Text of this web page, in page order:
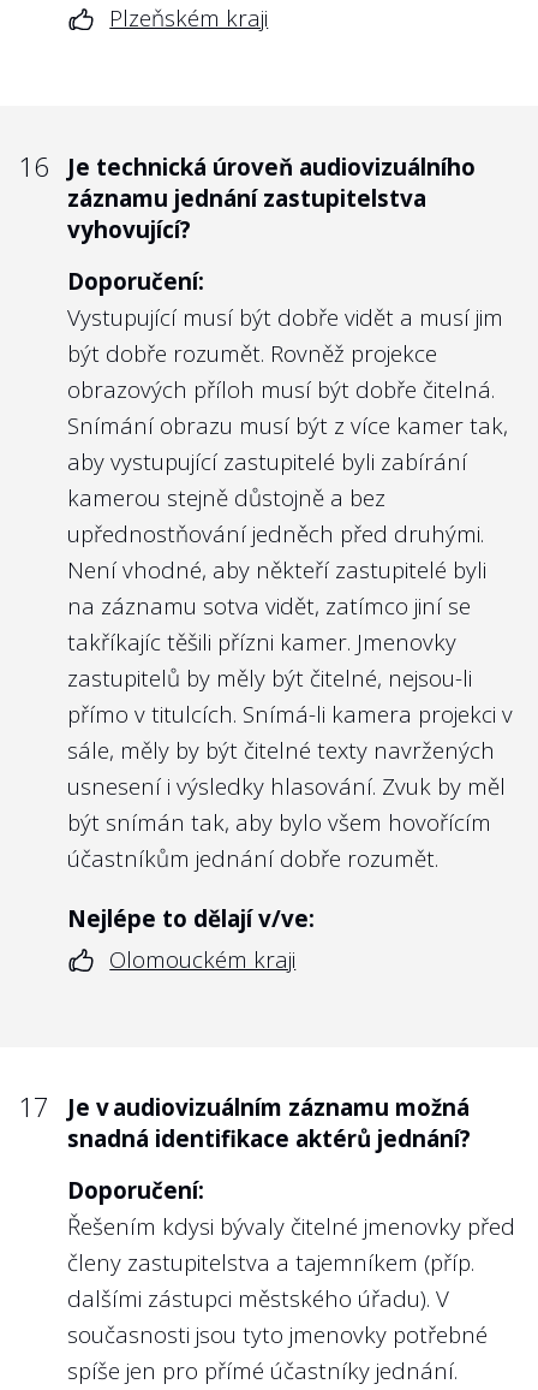
Plzeňském kraji
16
Je technická úroveň audiovizuálního
záznamu jednání zastupitelstva
vyhovující?
Doporučení:
Vystupující musí být dobře vidět a musí jim
být dobře rozumět. Rovněž projekce
obrazových příloh musí být dobře čitelná.
Snímání obrazu musí být z více kamer tak,
aby vystupující zastupitelé byli zabírání
kamerou stejně důstojně a bez
upřednostňování jedněch před druhými.
Není vhodné, aby někteří zastupitelé byli
na záznamu sotva vidět, zatímco jiní se
takříkajíc těšili přízni kamer. Jmenovky
zastupitelů by měly být čitelné, nejsou-li
přímo v titulcích. Snímá-li kamera projekci v
sále, měly by být čitelné texty navržených
usnesení i výsledky hlasování. Zvuk by měl
být snímán tak, aby bylo všem hovořícím
účastníkům jednání dobře rozumět.
Nejlépe to dělají v/ve:
Olomouckém kraji
17
Je v audiovizuálním záznamu možná
snadná identifikace aktérů jednání?
Doporučení:
Řešením kdysi bývaly čitelné jmenovky před
členy zastupitelstva a tajemníkem (příp.
dalšími zástupci městského úřadu). V
současnosti jsou tyto jmenovky potřebné
spíše jen pro přímé účastníky jednání.